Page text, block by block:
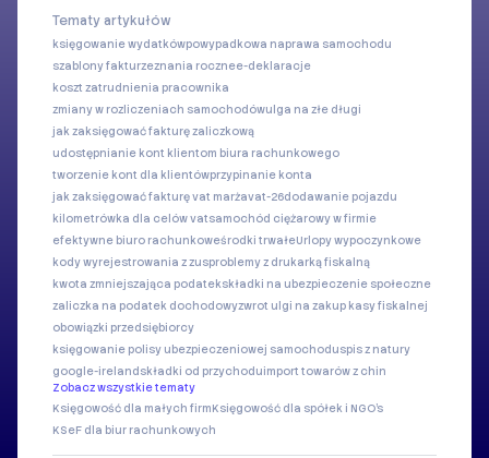
Tematy artykułów
księgowanie wydatkówpowypadkowa naprawa samochodu
szablony fakturzeznania rocznee-deklaracje
koszt zatrudnienia pracownika
zmiany w rozliczeniach samochodówulga na złe długi
jak zaksięgować fakturę zaliczkową
udostępnianie kont klientom biura rachunkowego
tworzenie kont dla klientówprzypinanie konta
jak zaksięgować fakturę vat marżavat-26dodawanie pojazdu
kilometrówka dla celów vatsamochód ciężarowy w firmie
efektywne biuro rachunkoweśrodki trwałeUrlopy wypoczynkowe
kody wyrejestrowania z zusproblemy z drukarką fiskalną
kwota zmniejszająca podatekskładki na ubezpieczenie społeczne
zaliczka na podatek dochodowyzwrot ulgi na zakup kasy fiskalnej
obowiązki przedsiębiorcy
księgowanie polisy ubezpieczeniowej samochoduspis z natury
google-irelandskładki od przychoduimport towarów z chin
Zobacz wszystkie tematy
Księgowość dla małych firmKsięgowość dla spółek i NGO's
KSeF dla biur rachunkowych